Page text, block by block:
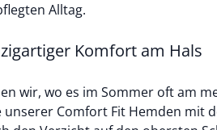
Alltag.
Komfort am Hals
wir, wo es im Sommer oft am
unserer Comfort Fit Hemden mit